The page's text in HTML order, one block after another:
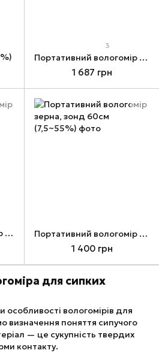
3
Портативний вологомір зерна, зонд 90 см (7,5~55%)
1 687 грн
Портативний вологомір зерна, зонд 30см (7,5~55%) Портативний вологомір зерна, зонд 60см (7,5~55%)
1 400 грн
для сипких
особливості вологомірів для
визначення поняття сипучого
— це сукупність твердих
контакту.